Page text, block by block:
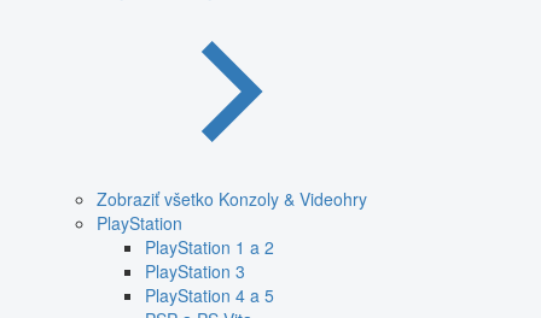
Zobraziť všetko Konzoly & Videohry
PlayStation
PlayStation 1 a 2
PlayStation 3
PlayStation 4 a 5